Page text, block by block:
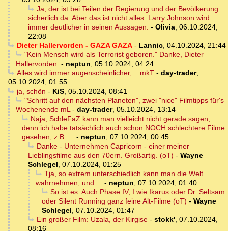
Ja, der ist bei Teilen der Regierung und der Bevölkerung
sicherlich da. Aber das ist nicht alles. Larry Johnson wird
immer deutlicher in seinen Aussagen. - Olivia, 06.10.2024,
22:08
Dieter Hallervorden - GAZA GAZA- Lannic, 04.10.2024, 21:44
"Kein Mensch wird als Terrorist geboren." Danke, Dieter
Hallervorden. - neptun, 05.10.2024, 04:24
Alles wird immer augenscheinlicher,... mkT- day-trader,
05.10.2024, 01:55
ja, schön - KiS, 05.10.2024, 08:41
"Schritt auf den nächsten Planeten", zwei "nice" Filmtipps für's
Wochenende mL- day-trader, 05.10.2024, 13:14
Naja, SchleFaZ kann man vielleicht nicht gerade sagen,
denn ich habe tatsächlich auch schon NOCH schlechtere Filme
gesehen, z.B. ... - neptun, 07.10.2024, 00:45
Danke - Unternehmen Capricorn - einer meiner
Lieblingsfilme aus den 70ern. Großartig. (oT) - Wayne
Schlegel, 07.10.2024, 01:25
Tja, so extrem unterschiedlich kann man die Welt
wahrnehmen, und ... - neptun, 07.10.2024, 01:40
So ist es. Auch Phase IV, I wie Ikarus oder Dr. Seltsam
oder Silent Running ganz feine Alt-Filme (oT) - Wayne
Schlegel, 07.10.2024, 01:47
Ein großer Film: Uzala, der Kirgise- stokk', 07.10.2024,
08:16